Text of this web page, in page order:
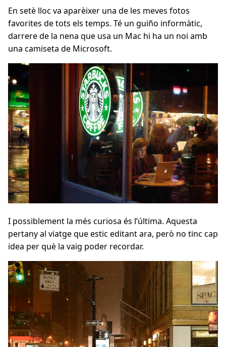
En setè lloc va aparèixer una de les meves fotos
favorites de tots els temps. Té un guiño informàtic,
darrere de la nena que usa un Mac hi ha un noi amb
una camiseta de Microsoft.
I possiblement la més curiosa és l’última. Aquesta
pertany al viatge que estic editant ara, però no tinc cap
idea per què la vaig poder recordar.